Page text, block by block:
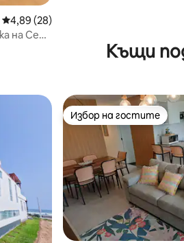
Средна оценка: 4,89 от 5, 28 отзива
4,89 (28)
на Серо
Къщи
Избор на гостите
Избор на гостите